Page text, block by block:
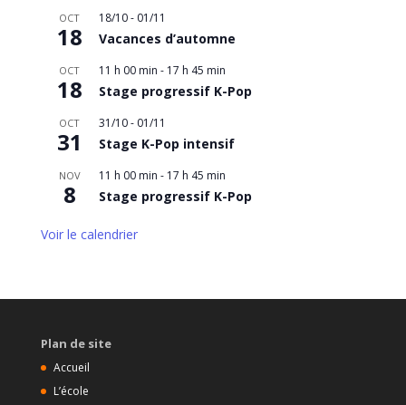
OCT
18
18/10- 01/11
Vacances d’automne
OCT
18
11 h 00 min - 17 h 45 min
Stage progressif K-Pop
OCT
31
31/10- 01/11
Stage K-Pop intensif
NOV
8
11 h 00 min - 17 h 45 min
Stage progressif K-Pop
Voir le calendrier
Plan de site
Accueil
L’école